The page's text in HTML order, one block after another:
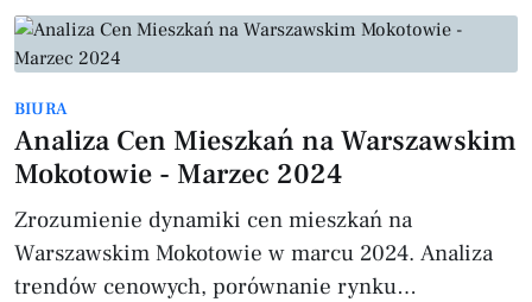
podjąć, aby zacząć inwestować. Dowiesz się
również, jak zarządzać nieruchomościami oraz
Dlaczego Inwestowanie w Nieruchomości to
Dobry Pomysł? Stabilność i Bezpieczeństwo
Inwestowanie
BIURA
Analiza Cen Mieszkań na Warszawskim
Mokotowie - Marzec 2024
Zrozumienie dynamiki cen mieszkań na
Warszawskim Mokotowie w marcu 2024. Analiza
trendów cenowych, porównanie rynku